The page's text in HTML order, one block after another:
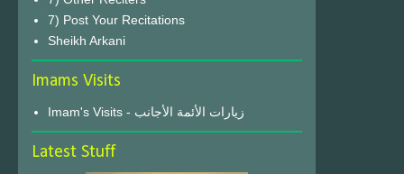
7) Post Your Recitations
Sheikh Arkani
Imams Visits
Imam's Visits - زيارات الأئمة الأجانب
Latest Stuff